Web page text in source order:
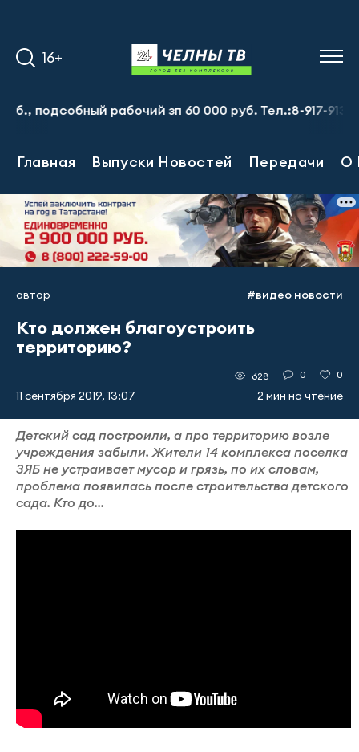
16+
рабочий зп 60 000 руб. Тел.:8-917-913-20-71
Главная Выпуски Новостей Передачи О
автор #видео новости
Кто должен благоустроить
территорию?
11 сентября 2019, 13:07
628 0 0
2 мин на чтение
Детский сад построили, а про территорию возле
учреждения забыли. Жители 14 комплекса поселка
ЗЯБ не устраивает мусор и грязь, по их словам,
проблема появилась после строительства детского
сада. Кто до...